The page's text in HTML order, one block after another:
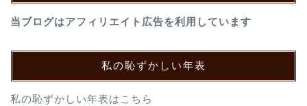
当ブログはアフィリエイト広告を利用しています
私の恥ずかしい年表
私の恥ずかしい年表はこちら